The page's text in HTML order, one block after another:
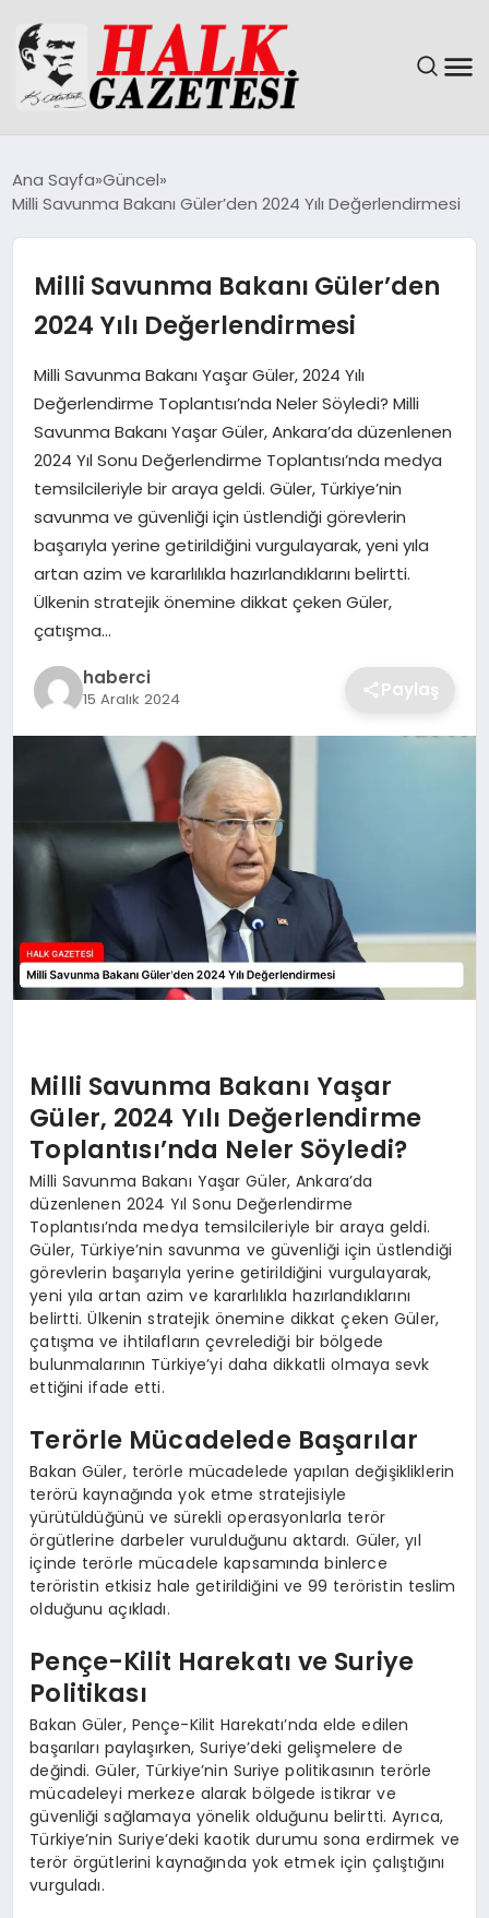
EĞITIM
EKONOMI
SPOR
YAŞAM
Ana Sayfa Güncel
Milli Savunma Bakanı Güler’den 2024 Yılı Değerlendirmesi
Milli Savunma Bakanı Güler’den
2024 Yılı Değerlendirmesi
Milli Savunma Bakanı Yaşar Güler, 2024 Yılı
Değerlendirme Toplantısı’nda Neler Söyledi? Milli
Savunma Bakanı Yaşar Güler, Ankara’da düzenlenen
2024 Yıl Sonu Değerlendirme Toplantısı’nda medya
temsilcileriyle bir araya geldi. Güler, Türkiye’nin
savunma ve güvenliği için üstlendiği görevlerin
başarıyla yerine getirildiğini vurgulayarak, yeni yıla
artan azim ve kararlılıkla hazırlandıklarını belirtti.
Ülkenin stratejik önemine dikkat çeken Güler,
çatışma…
haberci
15 Aralık 2024 Paylaş
Milli Savunma Bakanı Yaşar
Güler, 2024 Yılı Değerlendirme
Toplantısı’nda Neler Söyledi?
Milli Savunma Bakanı Yaşar Güler, Ankara’da
düzenlenen 2024 Yıl Sonu Değerlendirme
Toplantısı’nda medya temsilcileriyle bir araya geldi.
Güler, Türkiye’nin savunma ve güvenliği için üstlendiği
görevlerin başarıyla yerine getirildiğini vurgulayarak,
yeni yıla artan azim ve kararlılıkla hazırlandıklarını
belirtti. Ülkenin stratejik önemine dikkat çeken Güler,
çatışma ve ihtilafların çevrelediği bir bölgede
bulunmalarının Türkiye’yi daha dikkatli olmaya sevk
ettiğini ifade etti.
Terörle Mücadelede Başarılar
Bakan Güler, terörle mücadelede yapılan değişikliklerin
terörü kaynağında yok etme stratejisiyle
yürütüldüğünü ve sürekli operasyonlarla terör
örgütlerine darbeler vurulduğunu aktardı. Güler, yıl
içinde terörle mücadele kapsamında binlerce
teröristin etkisiz hale getirildiğini ve 99 teröristin teslim
olduğunu açıkladı.
Pençe-Kilit Harekatı ve Suriye
Politikası
Bakan Güler, Pençe-Kilit Harekatı’nda elde edilen
başarıları paylaşırken, Suriye’deki gelişmelere de
değindi. Güler, Türkiye’nin Suriye politikasının terörle
mücadeleyi merkeze alarak bölgede istikrar ve
güvenliği sağlamaya yönelik olduğunu belirtti. Ayrıca,
Türkiye’nin Suriye’deki kaotik durumu sona erdirmek ve
terör örgütlerini kaynağında yok etmek için çalıştığını
vurguladı.